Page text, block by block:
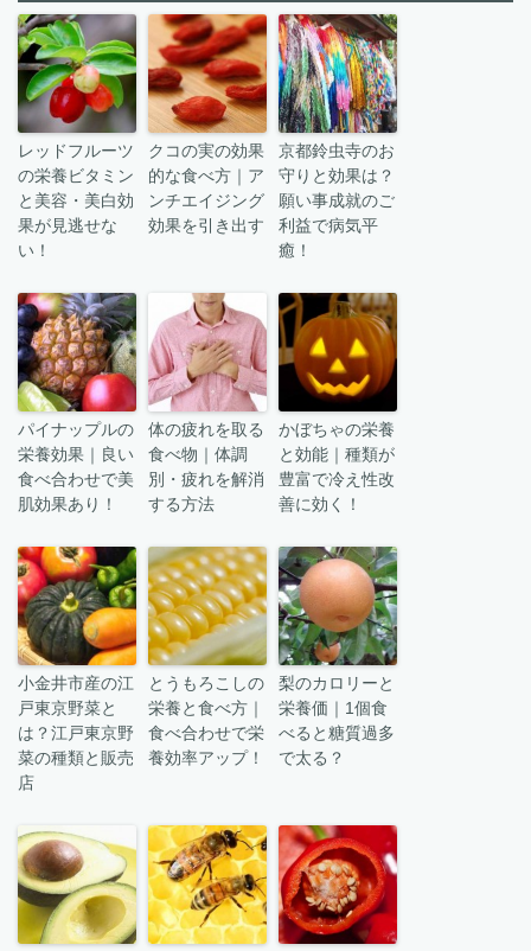
レッドフルーツ
の栄養ビタミン
と美容・美白効
果が見逃せな
い！
クコの実の効果
的な食べ方｜ア
ンチエイジング
効果を引き出す
京都鈴虫寺のお
守りと効果は？
願い事成就のご
利益で病気平
癒！
パイナップルの
栄養効果｜良い
食べ合わせで美
肌効果あり！
体の疲れを取る
食べ物｜体調
別・疲れを解消
する方法
かぼちゃの栄養
と効能｜種類が
豊富で冷え性改
善に効く！
小金井市産の江
戸東京野菜と
は？江戸東京野
菜の種類と販売
店
とうもろこしの
栄養と食べ方｜
食べ合わせで栄
養効率アップ！
梨のカロリーと
栄養価｜1個食
べると糖質過多
で太る？